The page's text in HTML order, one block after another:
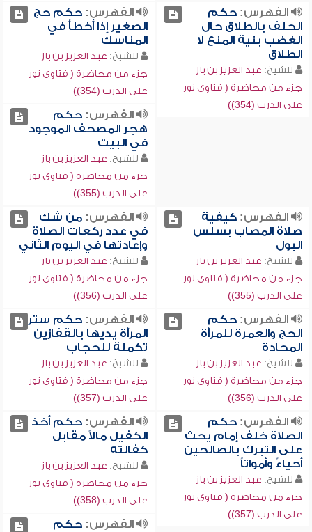
الفهرس:حكم
الحلف بالطلاق حال
الغضب بنية المنع لا
الطلاق
للشيخ: عبد العزيز بن باز
جزء من محاضرة ( فتاوى نور
على الدرب (354))
الفهرس:حكم حج
الصغير إذا أخطأ في
المناسك
للشيخ: عبد العزيز بن باز
جزء من محاضرة ( فتاوى نور
على الدرب (354))
الفهرس:حكم
هجر المصحف الموجود
في البيت
للشيخ: عبد العزيز بن باز
جزء من محاضرة ( فتاوى نور
على الدرب (355))
الفهرس:كيفية
صلاة المصاب بسلس
البول
للشيخ: عبد العزيز بن باز
جزء من محاضرة ( فتاوى نور
على الدرب (355))
الفهرس:من شك
في عدد ركعات الصلاة
وإعادتها في اليوم الثاني
للشيخ: عبد العزيز بن باز
جزء من محاضرة ( فتاوى نور
على الدرب (356))
الفهرس:حكم
الحج والعمرة للمرأة
المحادة
للشيخ: عبد العزيز بن باز
جزء من محاضرة ( فتاوى نور
على الدرب (356))
الفهرس:حكم ستر
المرأة يديها بالقفازين
تكملة للحجاب
للشيخ: عبد العزيز بن باز
جزء من محاضرة ( فتاوى نور
على الدرب (357))
الفهرس:حكم
الصلاة خلف إمام يحث
على التبرك بالصالحين
أحياءً وأمواتاً
للشيخ: عبد العزيز بن باز
جزء من محاضرة ( فتاوى نور
على الدرب (357))
الفهرس:حكم أخذ
الكفيل مالاً مقابل
كفالته
للشيخ: عبد العزيز بن باز
جزء من محاضرة ( فتاوى نور
على الدرب (358))
الفهرس:حكم